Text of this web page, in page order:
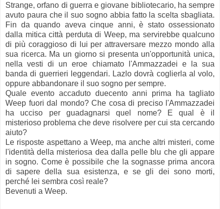
Strange, orfano di guerra e giovane bibliotecario, ha sempre
avuto paura che il suo sogno abbia fatto la scelta sbagliata.
Fin da quando aveva cinque anni, è stato ossessionato
dalla mitica città perduta di Weep, ma servirebbe qualcuno
di più coraggioso di lui per attraversare mezzo mondo alla
sua ricerca. Ma un giorno si presenta un'opportunità unica,
nella vesti di un eroe chiamato l'Ammazzadei e la sua
banda di guerrieri leggendari. Lazlo dovrà coglierla al volo,
oppure abbandonare il suo sogno per sempre.
Quale evento accaduto duecento anni prima ha tagliato
Weep fuori dal mondo? Che cosa di preciso l'Ammazzadei
ha ucciso per guadagnarsi quel nome? E qual è il
misterioso problema che deve risolvere per cui sta cercando
aiuto?
Le risposte aspettano a Weep, ma anche altri misteri, come
l'identità della misteriosa dea dalla pelle blu che gli appare
in sogno. Come è possibile che la sognasse prima ancora
di sapere della sua esistenza, e se gli dei sono morti,
perché lei sembra così reale?
Bevenuti a Weep.